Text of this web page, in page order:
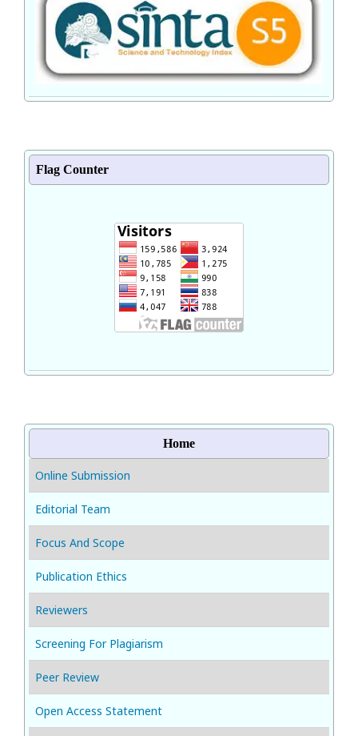
Flag Counter
Home
Online Submission
Editorial Team
Focus And Scope
Publication Ethics
Reviewers
Screening For Plagiarism
Peer Review
Open Access Statement